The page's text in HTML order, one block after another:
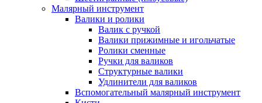
Малярный инструмент
Валики и ролики
Валик с ручкой
Валики прижимные и игольчатые
Ролики сменные
Ручки для валиков
Структурные валики
Удлинители для валиков
Вспомогательный малярный инструмент